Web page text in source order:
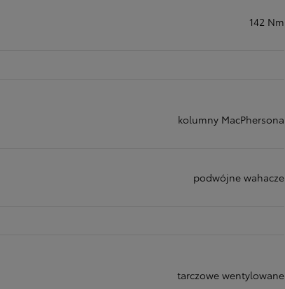
142 Nm
kolumny MacPhersona
podwójne wahacze
tarczowe wentylowane